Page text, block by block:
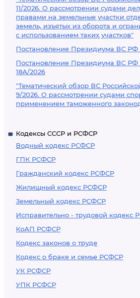
11/2026. О рассмотрении судами
правами на земельные участки
земель, изъятых из оборота и
с использованием таких участков"
Постановление Президиума ВС РФ
Постановление Президиума ВС РФ
18А/2026
"Тематический обзор ВС
9/2026. О рассмотрении судами
применением таможенного
Кодексы СССР и РСФСР
Водный кодекс РСФСР
ГПК РСФСР
Гражданский кодекс РСФСР
Жилищный кодекс РСФСР
Земельный кодекс РСФСР
Исправительно - трудовой кодекс
КоАП РСФСР
Кодекс законов о труде
Кодекс о браке и семье РСФСР
УК РСФСР
УПК РСФСР